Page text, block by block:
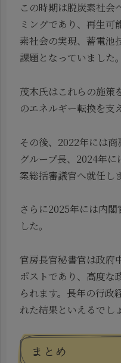
この時期は脱炭素社会
ミングであり、再生可
素社会の実現、蓄電池
課題となっていました。
茂木氏はこれらの施策
のエネルギー転換を支
その後、2022年には
グループ長、2024年
案総括審議官へ就任し
さらに2025年には内
した。
官房長官秘書官は政府
ポストであり、高度な
られます。長年の行政
れた結果といえるでし
まとめ